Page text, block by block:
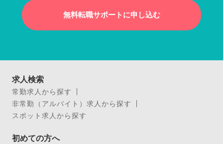
無料転職サポートに申し込む
求人検索
常勤求人から探す
非常勤（アルバイト）求人から探す
スポット求人から探す
初めての方へ